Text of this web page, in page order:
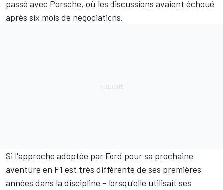
passé avec Porsche, où les discussions avaient échoué
après six mois de négociations.
Si l'approche adoptée par Ford pour sa prochaine
aventure en F1 est très différente de ses premières
années dans la discipline – lorsqu'elle utilisait ses